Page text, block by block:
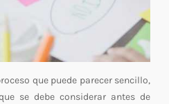
que puede parecer sencillo,
se debe considerar antes de